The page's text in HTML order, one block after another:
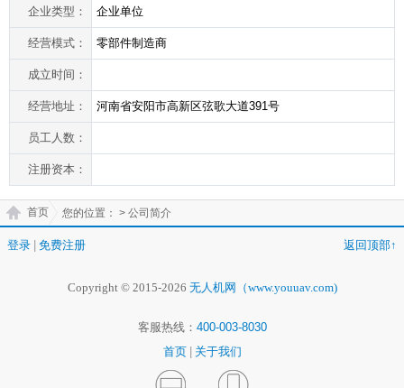
企业类型： 企业单位
经营模式： 零部件制造商
成立时间：
经营地址： 河南省安阳市高新区弦歌大道391号
员工人数：
注册资本：
您的位置：
首页 > 公司简介
登录 免费注册 返回顶部↑
Copyright © 2015-2026 无人机网（www.youuav.com)
客服热线： 400-003-8030
首页
关于我们